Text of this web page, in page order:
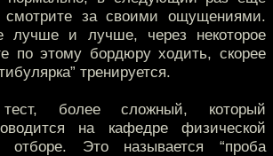
смотрите за своими ощущениями.
и лучше, через некоторое
по этому бордюру ходить, скорее
тренируется.
более сложный, который
на кафедре физической
отборе. Это называется “проба